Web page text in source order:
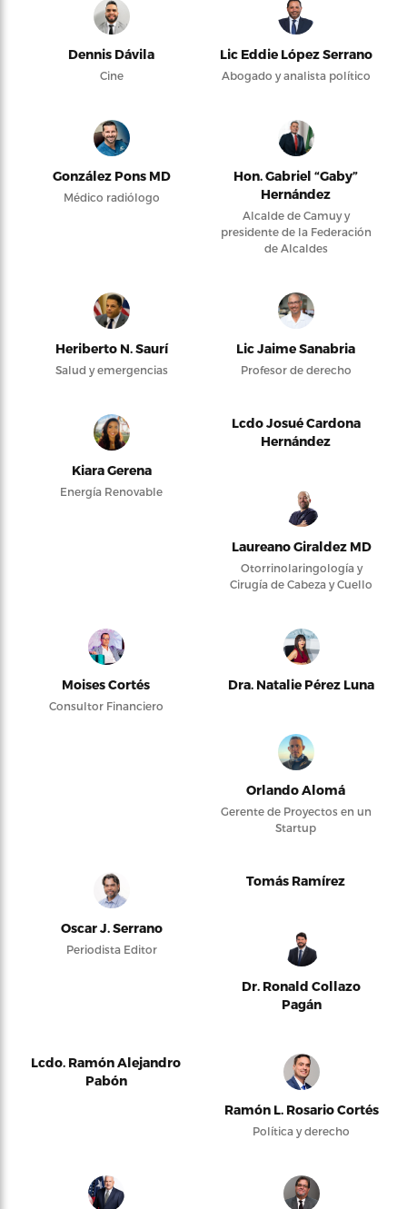
Dennis Dávila
Cine
Lic Eddie López Serrano
Abogado y analista político
González Pons MD
Médico radiólogo
Hon. Gabriel “Gaby”
Hernández
Alcalde de Camuy y
presidente de la Federación
de Alcaldes
Heriberto N. Saurí
Salud y emergencias
Lic Jaime Sanabria
Profesor de derecho
Kiara Gerena
Energía Renovable
Lcdo Josué Cardona
Hernández
Laureano Giraldez MD
Otorrinolaringología y
Cirugía de Cabeza y Cuello
Moises Cortés
Consultor Financiero
Dra. Natalie Pérez Luna
Orlando Alomá
Gerente de Proyectos en un
Startup
Oscar J. Serrano
Periodista Editor
Tomás Ramírez
Dr. Ronald Collazo
Pagán
Lcdo. Ramón Alejandro
Pabón
Ramón L. Rosario Cortés
Política y derecho